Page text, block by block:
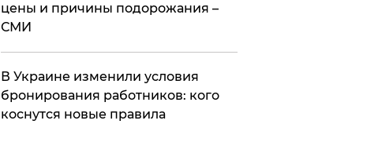
цены и причины подорожания –
СМИ
В Украине изменили условия
бронирования работников: кого
коснутся новые правила